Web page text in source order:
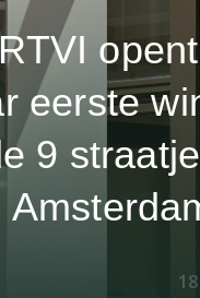
opent
eerste
9